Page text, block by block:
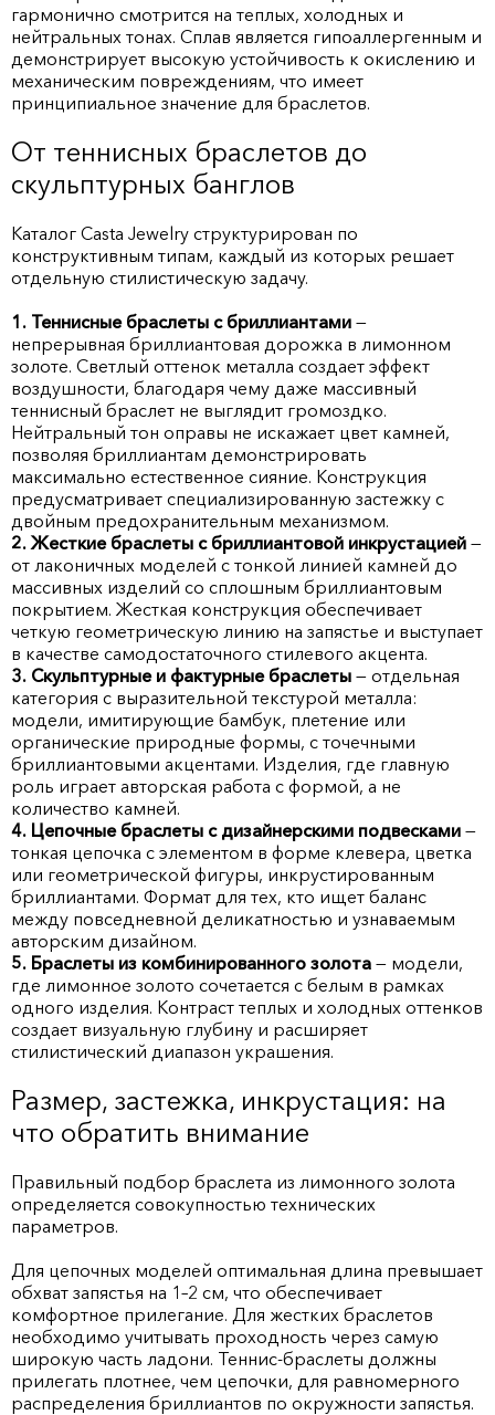
гармонично смотрится на теплых, холодных и
нейтральных тонах. Сплав является гипоаллергенным и
демонстрирует высокую устойчивость к окислению и
механическим повреждениям, что имеет
принципиальное значение для браслетов.
От теннисных браслетов до
скульптурных банглов
Каталог Casta Jewelry структурирован по
конструктивным типам, каждый из которых решает
отдельную стилистическую задачу.
1. Теннисные браслеты с бриллиантами —
непрерывная бриллиантовая дорожка в лимонном
золоте. Светлый оттенок металла создает эффект
воздушности, благодаря чему даже массивный
теннисный браслет не выглядит громоздко.
Нейтральный тон оправы не искажает цвет камней,
позволяя бриллиантам демонстрировать
максимально естественное сияние. Конструкция
предусматривает специализированную застежку с
двойным предохранительным механизмом.
2. Жесткие браслеты с бриллиантовой инкрустацией —
от лаконичных моделей с тонкой линией камней до
массивных изделий со сплошным бриллиантовым
покрытием. Жесткая конструкция обеспечивает
четкую геометрическую линию на запястье и выступает
в качестве самодостаточного стилевого акцента.
3. Скульптурные и фактурные браслеты — отдельная
категория с выразительной текстурой металла:
модели, имитирующие бамбук, плетение или
органические природные формы, с точечными
бриллиантовыми акцентами. Изделия, где главную
роль играет авторская работа с формой, а не
количество камней.
4. Цепочные браслеты с дизайнерскими подвесками —
тонкая цепочка с элементом в форме клевера, цветка
или геометрической фигуры, инкрустированным
бриллиантами. Формат для тех, кто ищет баланс
между повседневной деликатностью и узнаваемым
авторским дизайном.
5. Браслеты из комбинированного золота — модели,
где лимонное золото сочетается с белым в рамках
одного изделия. Контраст теплых и холодных оттенков
создает визуальную глубину и расширяет
стилистический диапазон украшения.
Размер, застежка, инкрустация: на
что обратить внимание
Правильный подбор браслета из лимонного золота
определяется совокупностью технических
параметров.
Для цепочных моделей оптимальная длина превышает
обхват запястья на 1–2 см, что обеспечивает
комфортное прилегание. Для жестких браслетов
необходимо учитывать проходность через самую
широкую часть ладони. Теннис-браслеты должны
прилегать плотнее, чем цепочки, для равномерного
распределения бриллиантов по окружности запястья.